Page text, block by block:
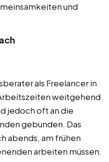
und
als Freelancer in
weitgehend
jedoch oft an die
gebunden. Das
abends, am frühen
arbeiten müssen.